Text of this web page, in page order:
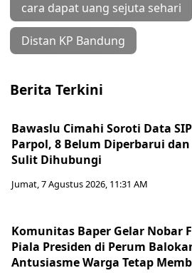
cara dapat uang sejuta sehari
Distan KP Bandung
Berita Terkini
Bawaslu Cimahi Soroti Data
Parpol, 8 Belum Diperbarui dan
Sulit Dihubungi
Jumat, 7 Agustus 2026, 11:31 AM
Komunitas Baper Gelar Nobar
Piala Presiden di Perum
Antusiasme Warga Tetap